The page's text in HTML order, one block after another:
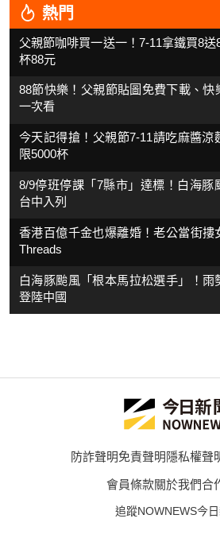
熱門
父親節咖啡買一送一！7-11拿鐵買8
杯88元
88節快樂！父親節貼圖免費下載、
一次看
今天記得搶！父親節7-11請吃麻醬
限5000杯
8/9停班停課「7縣市」達標！白海
台中入列
香港百億千金也爆離婚！老公當街
Threads
白海豚颱風「根本馬拉松選手」！
登陸中國
防詐聲明免責聲明隱私權聲
會員條款關於我們合
追蹤NOWNEWS今